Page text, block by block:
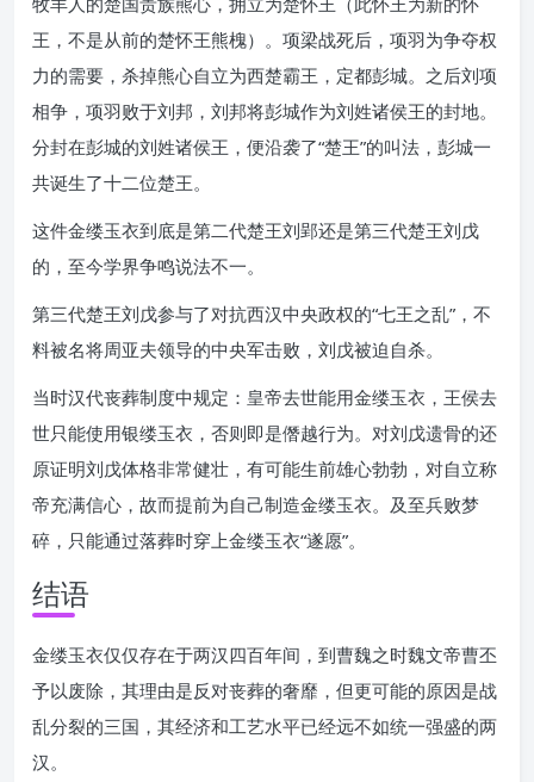
王，不是从前的楚怀王熊槐）。项梁战死后，项羽为争夺权
力的需要，杀掉熊心自立为西楚霸王，定都彭城。之后刘项
相争，项羽败于刘邦，刘邦将彭城作为刘姓诸侯王的封地。
分封在彭城的刘姓诸侯王，便沿袭了“楚王”的叫法，彭城一
共诞生了十二位楚王。
这件金缕玉衣到底是第二代楚王刘郢还是第三代楚王刘戊
的，至今学界争鸣说法不一。
第三代楚王刘戊参与了对抗西汉中央政权的“七王之乱”，不
料被名将周亚夫领导的中央军击败，刘戊被迫自杀。
当时汉代丧葬制度中规定：皇帝去世能用金缕玉衣，王侯去
世只能使用银缕玉衣，否则即是僭越行为。对刘戊遗骨的还
原证明刘戊体格非常健壮，有可能生前雄心勃勃，对自立称
帝充满信心，故而提前为自己制造金缕玉衣。及至兵败梦
碎，只能通过落葬时穿上金缕玉衣“遂愿”。
结语
金缕玉衣仅仅存在于两汉四百年间，到曹魏之时魏文帝曹丕
予以废除，其理由是反对丧葬的奢靡，但更可能的原因是战
乱分裂的三国，其经济和工艺水平已经远不如统一强盛的两
汉。